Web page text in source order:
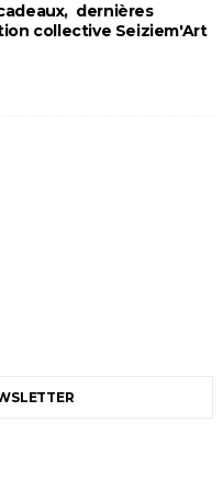
dernières
collective Seiziem'Art